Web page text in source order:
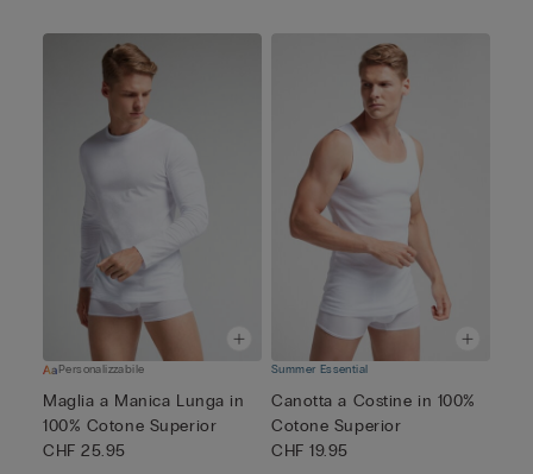
Personalizzabile
Maglia a Manica Lunga in
100% Cotone Superior
CHF 25.95
Summer Essential
Canotta a Costine in 100%
Cotone Superior
CHF 19.95